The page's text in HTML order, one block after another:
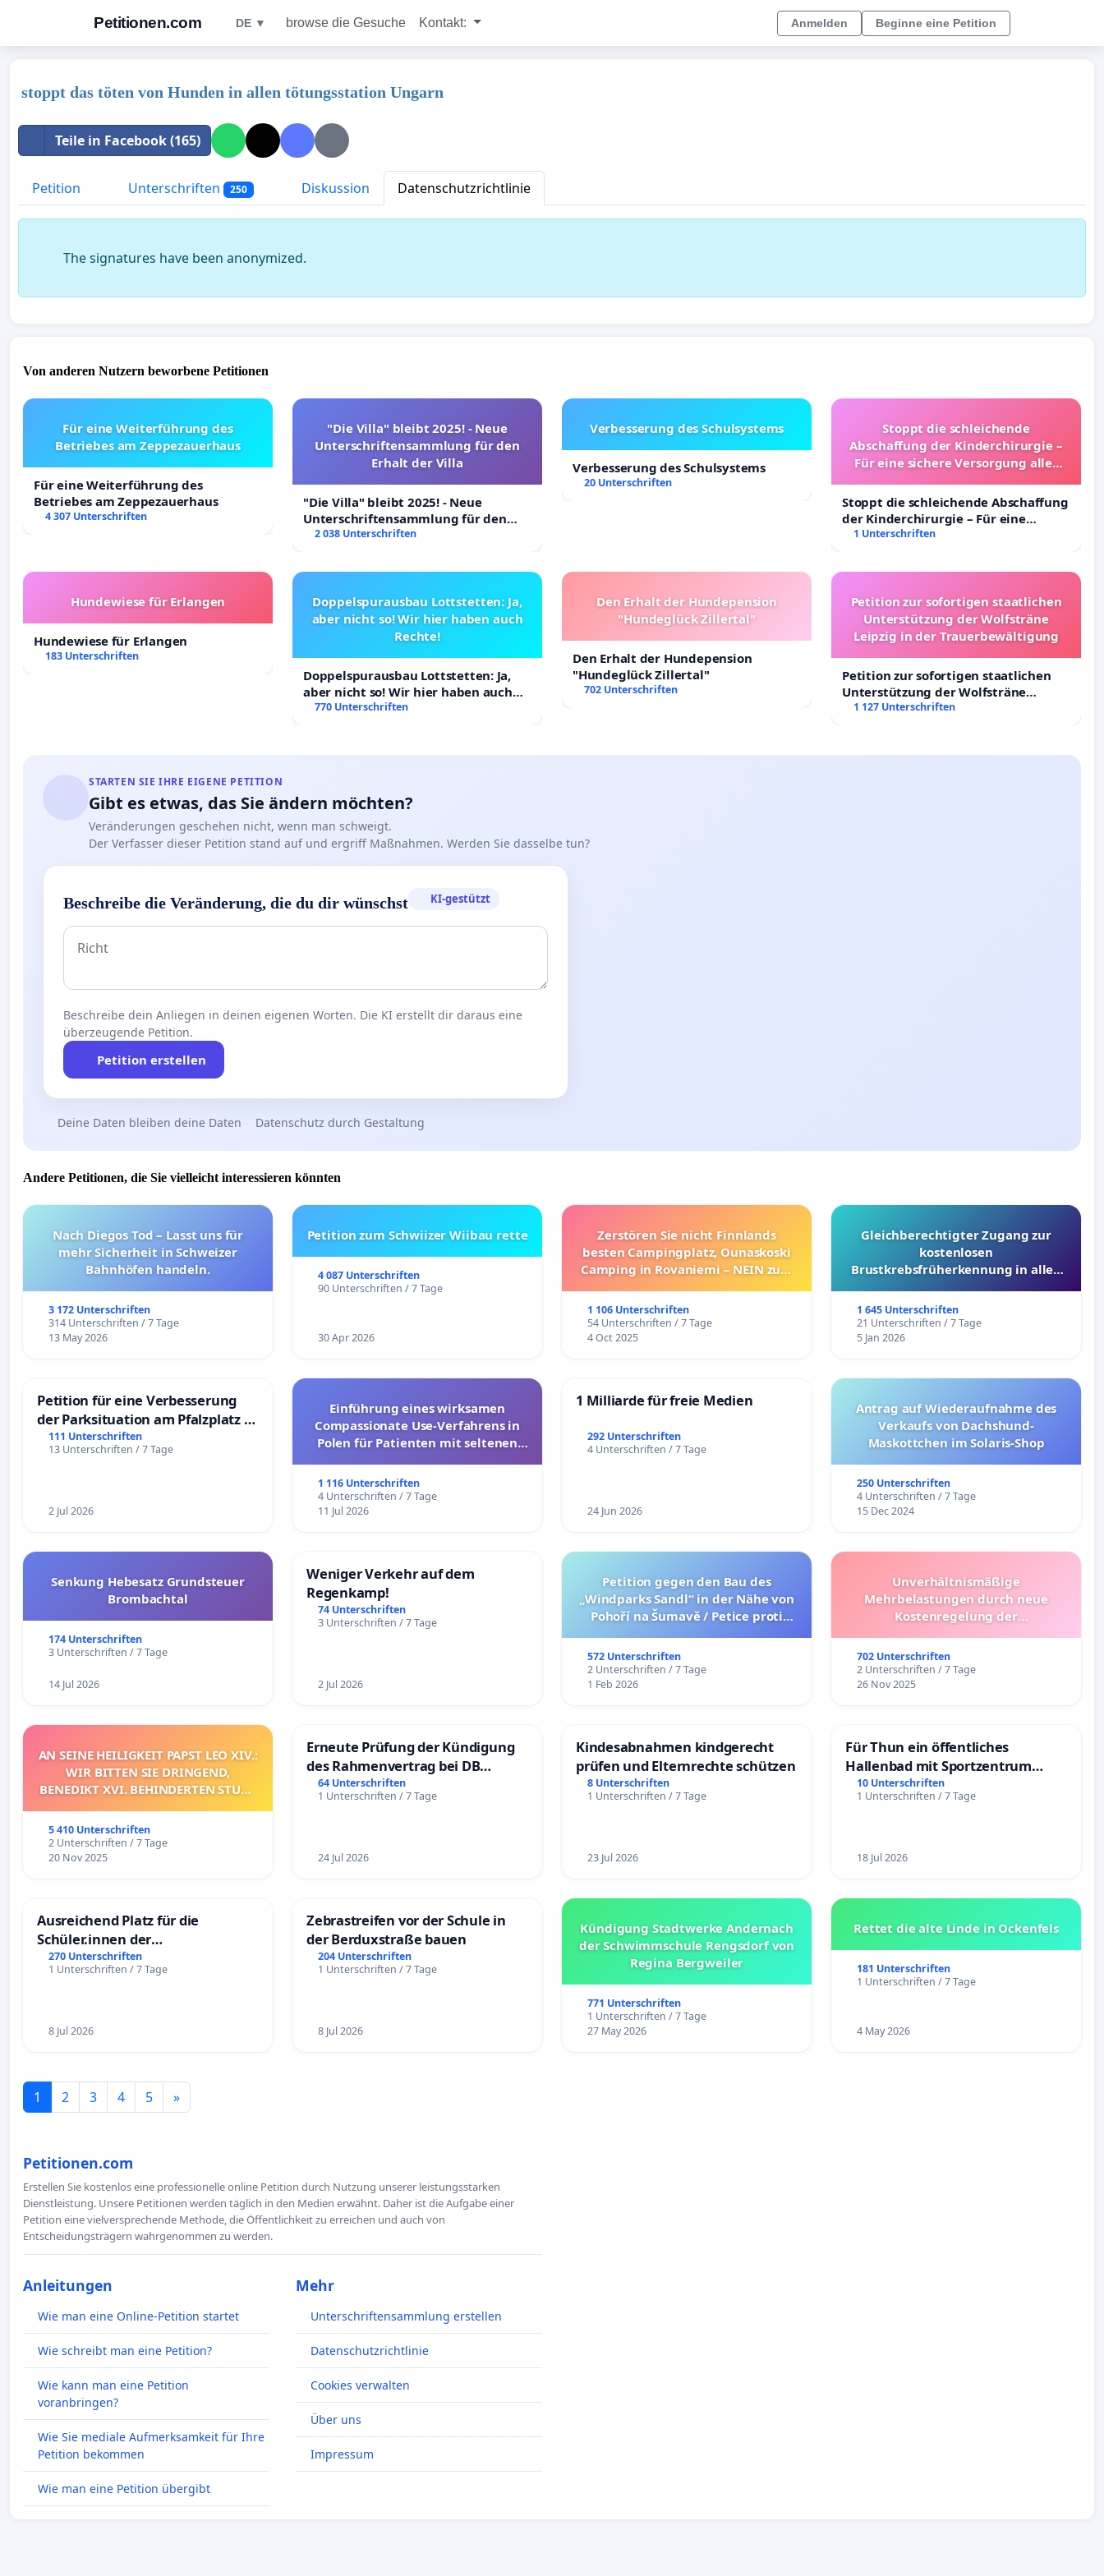
Petitionen.com DE ▼ browse die Gesuche Kontakt: Anmelden Beginne eine Petition
stoppt das töten von Hunden in allen tötungsstation Ungarn
Teile in Facebook (165)
Petition Unterschriften 250 Diskussion Datenschutzrichtlinie
The signatures have been anonymized.
Von anderen Nutzern beworbene Petitionen
Für eine Weiterführung des
Betriebes am Zeppezauerhaus
Für eine Weiterführung des
Betriebes am Zeppezauerhaus
4 307 Unterschriften
"Die Villa" bleibt 2025! - Neue
Unterschriftensammlung für den
Erhalt der Villa
"Die Villa" bleibt 2025! - Neue
Unterschriftensammlung für den
Erhalt der Villa
2 038 Unterschriften
Verbesserung des Schulsystems
Verbesserung des Schulsystems
20 Unterschriften
Stoppt die schleichende
Abschaffung der Kinderchirurgie –
Für eine sichere Versorgung aller
Stoppt die schleichende Abschaffung
der Kinderchirurgie – Für eine
sichere Versorgung aller Kinder in
1 Unterschriften
Hundewiese für Erlangen
Hundewiese für Erlangen
183 Unterschriften
Doppelspurausbau Lottstetten: Ja,
aber nicht so! Wir hier haben auch
Rechte!
Doppelspurausbau Lottstetten: Ja,
aber nicht so! Wir hier haben auch
Rechte!
770 Unterschriften
Den Erhalt der Hundepension
"Hundeglück Zillertal"
Den Erhalt der Hundepension
"Hundeglück Zillertal"
702 Unterschriften
Petition zur sofortigen staatlichen
Unterstützung der Wolfsträne
Leipzig in der Trauerbewältigung
Petition zur sofortigen staatlichen
Unterstützung der Wolfsträne
Leipzig in der Trauerbewältigung
1 127 Unterschriften
STARTEN SIE IHRE EIGENE PETITION
Gibt es etwas, das Sie ändern möchten?
Veränderungen geschehen nicht, wenn man schweigt.
Der Verfasser dieser Petition stand auf und ergriff Maßnahmen. Werden Sie dasselbe tun?
Beschreibe die Veränderung, die du dir wünschst KI-gestützt
Beschreibe dein Anliegen in deinen eigenen Worten. Die KI erstellt dir daraus eine
überzeugende Petition.
Petition erstellen
Deine Daten bleiben deine Daten Datenschutz durch Gestaltung
Andere Petitionen, die Sie vielleicht interessieren könnten
Nach Diegos Tod – Lasst uns für
mehr Sicherheit in Schweizer
Bahnhöfen handeln.
3 172 Unterschriften
314 Unterschriften / 7 Tage
13 May 2026
Petition zum Schwiizer Wiibau rette
4 087 Unterschriften
90 Unterschriften / 7 Tage
30 Apr 2026
Zerstören Sie nicht Finnlands
besten Campingplatz, Ounaskoski
Camping in Rovaniemi – NEIN zum
1 106 Unterschriften
54 Unterschriften / 7 Tage
4 Oct 2025
Gleichberechtigter Zugang zur
kostenlosen
Brustkrebsfrüherkennung in allen
1 645 Unterschriften
21 Unterschriften / 7 Tage
5 Jan 2026
Petition für eine Verbesserung
der Parksituation am Pfalzplatz in
Mannheim
111 Unterschriften
13 Unterschriften / 7 Tage
2 Jul 2026
Einführung eines wirksamen
Compassionate Use-Verfahrens in
Polen für Patienten mit seltenen
1 116 Unterschriften
4 Unterschriften / 7 Tage
11 Jul 2026
1 Milliarde für freie Medien
292 Unterschriften
4 Unterschriften / 7 Tage
24 Jun 2026
Antrag auf Wiederaufnahme des
Verkaufs von Dachshund-
Maskottchen im Solaris-Shop
250 Unterschriften
4 Unterschriften / 7 Tage
15 Dec 2024
Senkung Hebesatz Grundsteuer
Brombachtal
174 Unterschriften
3 Unterschriften / 7 Tage
14 Jul 2026
Weniger Verkehr auf dem
Regenkamp!
74 Unterschriften
3 Unterschriften / 7 Tage
2 Jul 2026
Petition gegen den Bau des
„Windparks Sandl“ in der Nähe von
Pohoří na Šumavě / Petice proti
nedaleko Pohoří na Šumavě (česká
verze petice níže)
572 Unterschriften
2 Unterschriften / 7 Tage
1 Feb 2026
Unverhältnismäßige
Mehrbelastungen durch neue
Kostenregelung der
Überprüfung und Alternativen
702 Unterschriften
2 Unterschriften / 7 Tage
26 Nov 2025
AN SEINE HEILIGKEIT PAPST LEO XIV.:
WIR BITTEN SIE DRINGEND,
BENEDIKT XVI. BEHINDERTEN STUHL
ENTSPRECHENDE VERFAHREN
EINZULEITEN.
5 410 Unterschriften
2 Unterschriften / 7 Tage
20 Nov 2025
Erneute Prüfung der Kündigung
des Rahmenvertrag bei DB
Fahrwegdienste Gmbh
64 Unterschriften
1 Unterschriften / 7 Tage
24 Jul 2026
Kindesabnahmen kindgerecht
prüfen und Elternrechte schützen
8 Unterschriften
1 Unterschriften / 7 Tage
23 Jul 2026
Für Thun ein öffentliches
Hallenbad mit Sportzentrum
schaffen
10 Unterschriften
1 Unterschriften / 7 Tage
18 Jul 2026
Ausreichend Platz für die
Schüler.innen der
Schönbergschule
270 Unterschriften
1 Unterschriften / 7 Tage
8 Jul 2026
Zebrastreifen vor der Schule in
der Berduxstraße bauen
204 Unterschriften
1 Unterschriften / 7 Tage
8 Jul 2026
Kündigung Stadtwerke Andernach
der Schwimmschule Rengsdorf von
Regina Bergweiler
771 Unterschriften
1 Unterschriften / 7 Tage
27 May 2026
Rettet die alte Linde in Ockenfels
181 Unterschriften
1 Unterschriften / 7 Tage
4 May 2026
1 2 3 4 5 »
Petitionen.com
Erstellen Sie kostenlos eine professionelle online Petition durch Nutzung unserer leistungsstarken
Dienstleistung. Unsere Petitionen werden täglich in den Medien erwähnt. Daher ist die Aufgabe einer
Petition eine vielversprechende Methode, die Öffentlichkeit zu erreichen und auch von
Entscheidungsträgern wahrgenommen zu werden.
Anleitungen
Wie man eine Online-Petition startet
Wie schreibt man eine Petition?
Wie kann man eine Petition
voranbringen?
Wie Sie mediale Aufmerksamkeit für Ihre
Petition bekommen
Wie man eine Petition übergibt
Mehr
Unterschriftensammlung erstellen
Datenschutzrichtlinie
Cookies verwalten
Über uns
Impressum